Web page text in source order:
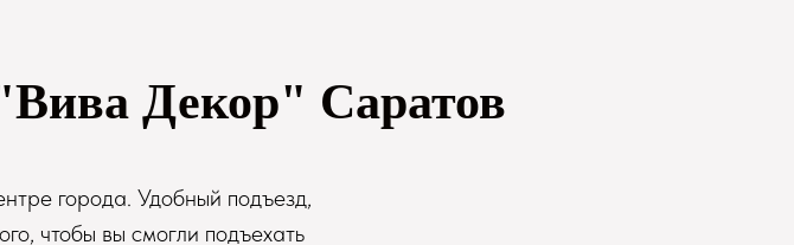
Декор" Саратов
города. Удобный подъезд,
чтобы вы смогли подъехать